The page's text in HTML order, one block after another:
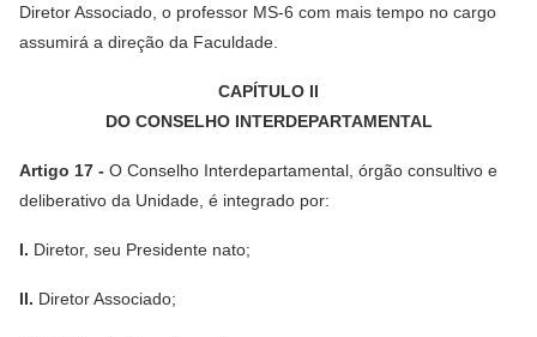
Diretor Associado, o professor MS-6 com mais tempo no cargo
assumirá a direção da Faculdade.
CAPÍTULO II
DO CONSELHO INTERDEPARTAMENTAL
Artigo 17 - O Conselho Interdepartamental, órgão consultivo e
deliberativo da Unidade, é integrado por:
I. Diretor, seu Presidente nato;
II. Diretor Associado;